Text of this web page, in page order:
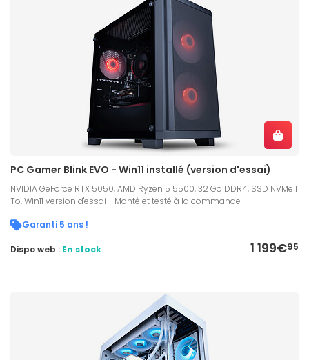
PC Gamer Blink EVO - Win11 installé (version d'essai)
NVIDIA GeForce RTX 5050, AMD Ryzen 5 5500, 32 Go DDR4, SSD NVMe 1
To, Win11 version d'essai - Monté et testé à la commande
Garanti 5 ans !
1 199€95
Dispo web : En stock